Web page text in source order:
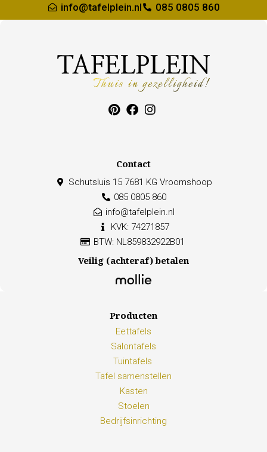
info@tafelplein.nl 085 0805 860
Contact
Schutsluis 15 7681 KG Vroomshoop
085 0805 860
info@tafelplein.nl
KVK: 74271857
BTW: NL859832922B01
Veilig (achteraf) betalen
Producten
Eettafels
Salontafels
Tuintafels
Tafel samenstellen
Kasten
Stoelen
Bedrijfsinrichting